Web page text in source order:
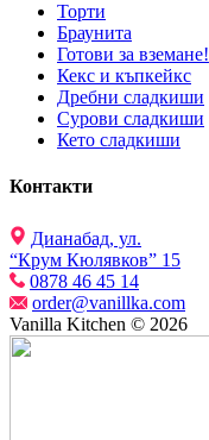
Торти
Браунита
Готови за вземане!
Кекс и къпкейкс
Дребни сладкиши
Сурови сладкиши
Кето сладкиши
Контакти
Дианабад, ул.
“Крум Кюлявков” 15
0878 46 45 14
order@vanillka.com
Vanilla Kitchen © 2026